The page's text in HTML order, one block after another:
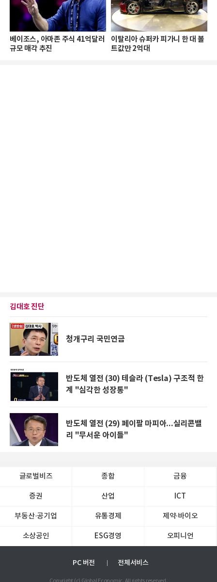
베이조스, 아마존 주식 41억달러
규모 매각 추진
이탈리아 슈퍼카 피가니 한 대 볼
트값만 2억대
김대호 진단
청개구리 국민연금
반도체 열전 (30) 테슬라 (Tesla) 구조적 한
계 "심각한 성장통"
반도체 열전 (29) 페이팔 마피아...실리콘밸
리 "무서운 아이들"
글로벌비즈 종합 금융
증권 산업 ICT
부동산·공기업 유통경제 제약∙바이오
소상공인 ESG경영 오피니언
PC 버전 전체서비스